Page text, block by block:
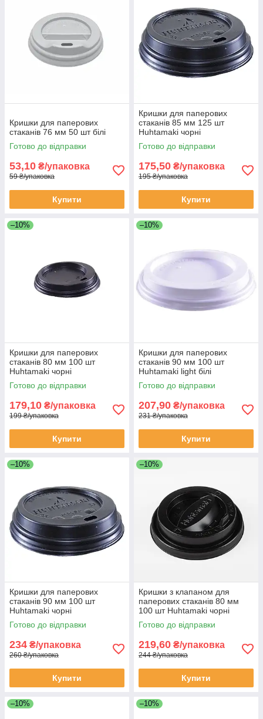
Кришки для паперових
стаканів 76 мм 50 шт білі
Готово до відправки
53,10 ₴/упаковка
59 ₴/упаковка
Купити
Кришки для паперових
стаканів 85 мм 125 шт
Huhtamaki чорні
Готово до відправки
175,50 ₴/упаковка
195 ₴/упаковка
Купити
–10%
Кришки для паперових
стаканів 80 мм 100 шт
Huhtamaki чорні
Готово до відправки
179,10 ₴/упаковка
199 ₴/упаковка
Купити
–10%
Кришки для паперових
стаканів 90 мм 100 шт
Huhtamaki light білі
Готово до відправки
207,90 ₴/упаковка
231 ₴/упаковка
Купити
–10%
Кришки для паперових
стаканів 90 мм 100 шт
Huhtamaki чорні
Готово до відправки
234 ₴/упаковка
260 ₴/упаковка
Купити
–10%
Кришки з клапаном для
паперових стаканів 80 мм
100 шт Huhtamaki чорні
Готово до відправки
219,60 ₴/упаковка
244 ₴/упаковка
Купити
–10% –10%